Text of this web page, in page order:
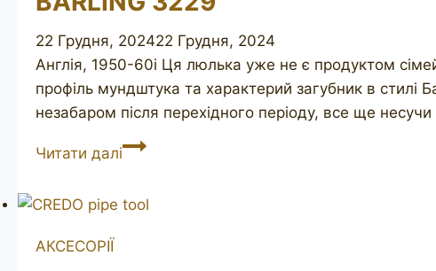
22 Грудня, 202422 Грудня, 2024
Англія, 1950-60і Ця люлька уже не є продуктом
профіль мундштука та характерий загубник в
незабаром після перехідного періоду, все ще
Читати даліBARLING
АКСЕСОРІЇ